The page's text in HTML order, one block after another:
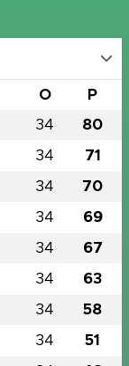
O P
34 80
34 71
34 70
34 69
34 67
34 63
34 58
34 51